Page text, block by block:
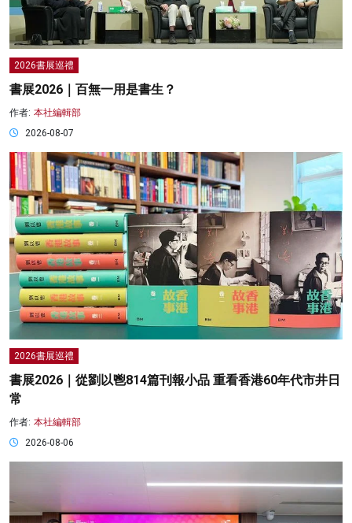
2026書展巡禮
書展2026｜百無一用是書生？
作者: 本社編輯部
2026-08-07
2026書展巡禮
書展2026｜從劉以鬯814篇刊報小品 重看香港60年代市井日
常
作者: 本社編輯部
2026-08-06